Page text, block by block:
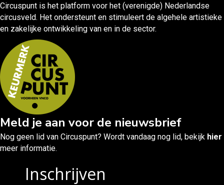
Circuspunt is het platform voor het (verenigde) Nederlandse
circusveld. Het ondersteunt en stimuleert de algehele artistieke
en zakelijke ontwikkeling van en in de sector.
Meld je aan voor de nieuwsbrief
Nog geen lid van Circuspunt? Wordt vandaag nog lid, bekijk hier
meer informatie.
Inschrijven